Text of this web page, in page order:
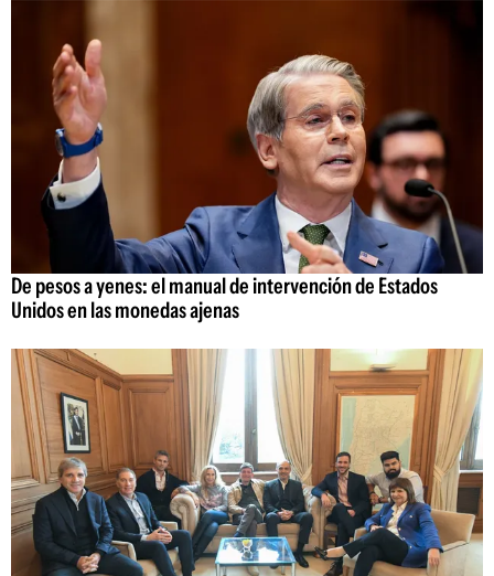
De pesos a yenes: el manual de intervención de Estados
Unidos en las monedas ajenas